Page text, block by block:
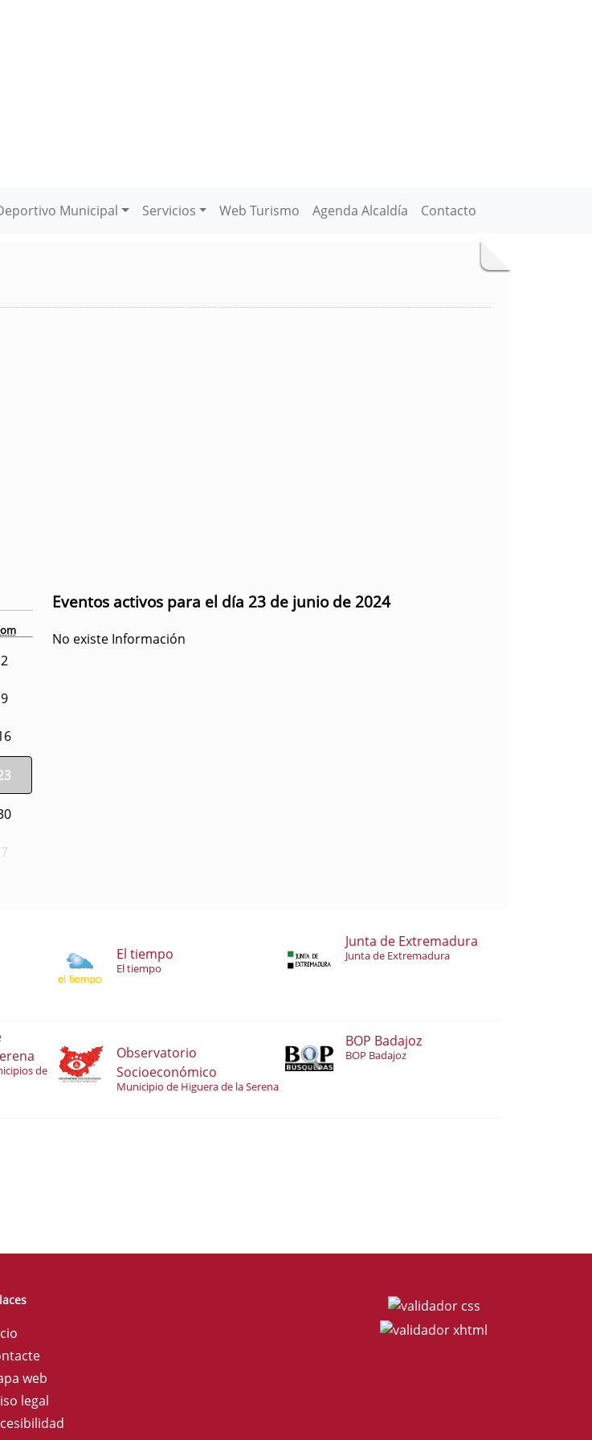
Municipal Servicios Web Turismo Agenda Alcaldía Contacto
2
9
7
Eventos activos para el día 23 de junio de 2024
No existe Información
El tiempo
El tiempo
Junta de Extremadura
Junta de Extremadura
de
Observatorio
Socioeconómico
Municipio de Higuera de la Serena
BOP Badajoz
BOP Badajoz
web
legal